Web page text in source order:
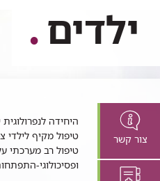
צור קשר
ילדים
סטאז'
ביחידה
לנפרולוגית
ילדים
טיפול מקיף לילדי
טיפול רב מערכתי
ופסיכולוגי-